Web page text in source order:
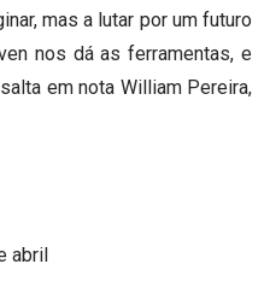
mas a lutar por um futuro
nos dá as ferramentas, e
em nota William Pereira,
abril